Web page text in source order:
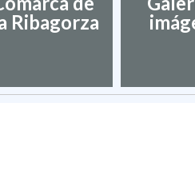
Ribagorza